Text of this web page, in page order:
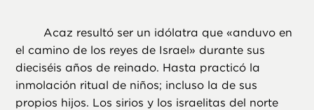
Acaz resultó ser un idólatra que «anduvo en
el camino de los reyes de Israel» durante sus
dieciséis años de reinado. Hasta practicó la
inmolación ritual de niños; incluso la de sus
propios hijos. Los sirios y los israelitas del norte